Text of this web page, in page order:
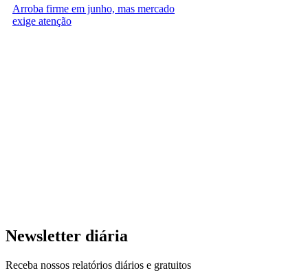
Arroba firme em junho, mas mercado
exige atenção
Newsletter diária
Receba nossos relatórios diários e gratuitos